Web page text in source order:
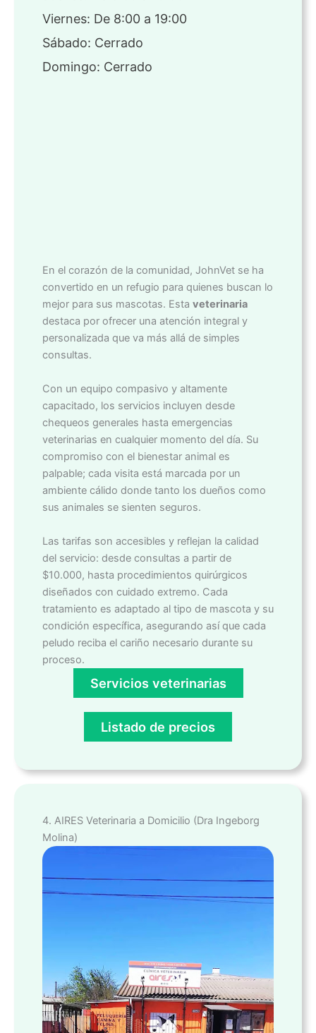
Viernes: De 8:00 a 19:00
Sábado: Cerrado
Domingo: Cerrado
En el corazón de la comunidad, JohnVet se ha
convertido en un refugio para quienes buscan lo
mejor para sus mascotas. Esta veterinaria
destaca por ofrecer una atención integral y
personalizada que va más allá de simples
consultas.
Con un equipo compasivo y altamente
capacitado, los servicios incluyen desde
chequeos generales hasta emergencias
veterinarias en cualquier momento del día. Su
compromiso con el bienestar animal es
palpable; cada visita está marcada por un
ambiente cálido donde tanto los dueños como
sus animales se sienten seguros.
Las tarifas son accesibles y reflejan la calidad
del servicio: desde consultas a partir de
$10.000, hasta procedimientos quirúrgicos
diseñados con cuidado extremo. Cada
tratamiento es adaptado al tipo de mascota y su
condición específica, asegurando así que cada
peludo reciba el cariño necesario durante su
proceso.
Servicios veterinarias
Listado de precios
4. AIRES Veterinaria a Domicilio (Dra Ingeborg
Molina)